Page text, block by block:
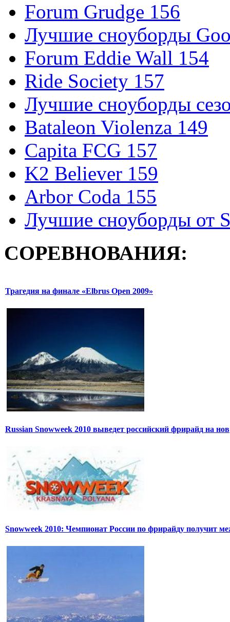
Forum Grudge 156
Лучшие сноуборды
Forum Eddie Wall 154
Ride Society 157
Лучшие сноуборды
Bataleon Violenza 149
Capita FCG 157
K2 Believer 159
Arbor Coda 155
Лучшие сноуборды от
СОРЕВНОВАНИЯ:
Трагедия на финале «Elbrus Open 2009»
Russian Snowweek 2010 выведет российский фрирайд на нов
Snowweek 2010: Чемпионат России по фрирайду получит